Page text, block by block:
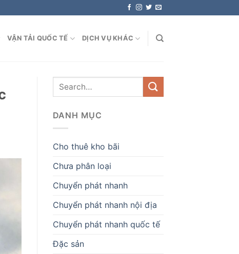
VẬN TẢI QUỐC TẾ DỊCH VỤ KHÁC
DANH MỤC
Cho thuê kho bãi
Chưa phân loại
Chuyển phát nhanh
Chuyển phát nhanh nội địa
Chuyển phát nhanh quốc tế
Đặc sản